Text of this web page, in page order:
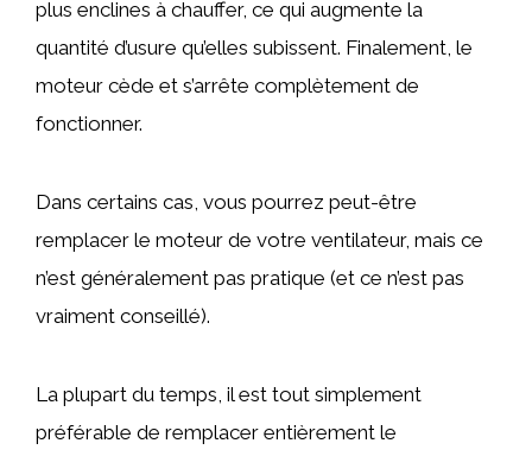
plus enclines à chauffer, ce qui augmente la
quantité d’usure qu’elles subissent. Finalement, le
moteur cède et s’arrête complètement de
fonctionner.
Dans certains cas, vous pourrez peut-être
remplacer le moteur de votre ventilateur, mais ce
n’est généralement pas pratique (et ce n’est pas
vraiment conseillé).
La plupart du temps, il est tout simplement
préférable de remplacer entièrement le